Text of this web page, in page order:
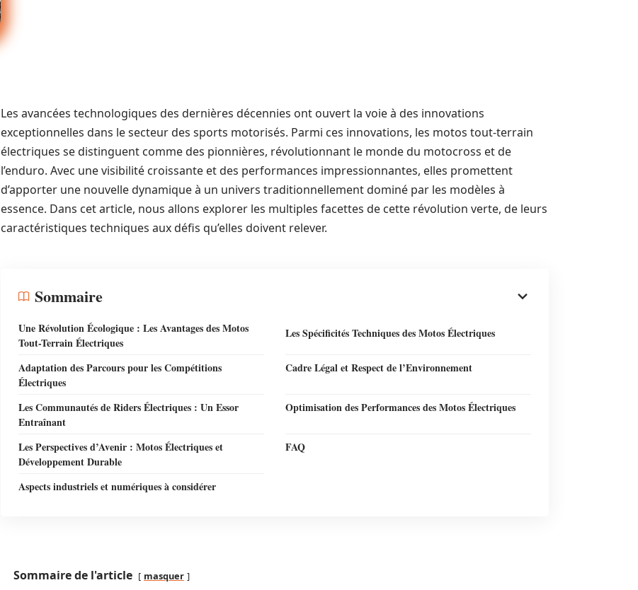
Les avancées technologiques des dernières décennies ont ouvert la voie à des innovations
exceptionnelles dans le secteur des sports motorisés. Parmi ces innovations, les motos tout-terrain
électriques se distinguent comme des pionnières, révolutionnant le monde du motocross et de
l’enduro. Avec une visibilité croissante et des performances impressionnantes, elles promettent
d’apporter une nouvelle dynamique à un univers traditionnellement dominé par les modèles à
essence. Dans cet article, nous allons explorer les multiples facettes de cette révolution verte, de leurs
caractéristiques techniques aux défis qu’elles doivent relever.
Sommaire
Une Révolution Écologique : Les Avantages des Motos
Tout-Terrain Électriques
Les Spécificités Techniques des Motos Électriques
Adaptation des Parcours pour les Compétitions
Électriques
Cadre Légal et Respect de l’Environnement
Les Communautés de Riders Électriques : Un Essor
Entraînant
Optimisation des Performances des Motos Électriques
Les Perspectives d’Avenir : Motos Électriques et
Développement Durable
FAQ
Aspects industriels et numériques à considérer
Sommaire de l'article masquer